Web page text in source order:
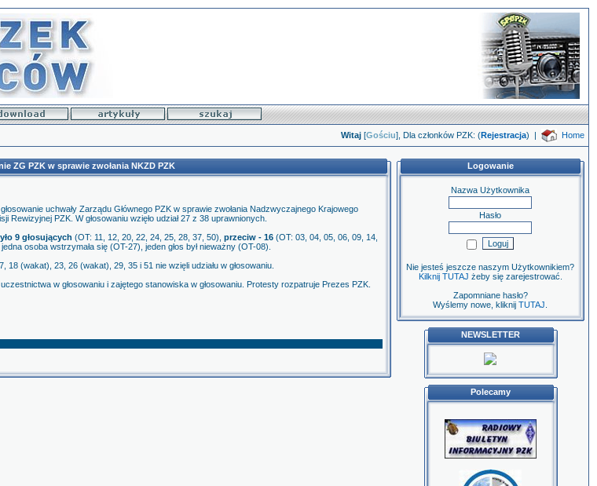
Witaj [Gościu], Dla członków PZK: (Rejestracja) | Home
ZG PZK w sprawie zwołania NKZD PZK
uchwały Zarządu Głównego PZK w sprawie zwołania Nadzwyczajnego Krajowego
Rewizyjnej PZK. W głosowaniu wzięło udział 27 z 38 uprawnionych.
9 głosujących (OT: 11, 12, 20, 22, 24, 25, 28, 37, 50), przeciw - 16 (OT: 03, 04, 05, 06, 09, 14,
osoba wstrzymała się (OT-27), jeden głos był nieważny (OT-08).
18 (wakat), 23, 26 (wakat), 29, 35 i 51 nie wzięli udziału w głosowaniu.
w głosowaniu i zajętego stanowiska w głosowaniu. Protesty rozpatruje Prezes PZK.
Logowanie
Nazwa Użytkownika
Hasło
Nie jesteś jeszcze naszym Użytkownikiem?
Kilknij TUTAJ żeby się zarejestrować.
Zapomniane hasło?
Wyślemy nowe, kliknij TUTAJ
NEWSLETTER
Polecamy